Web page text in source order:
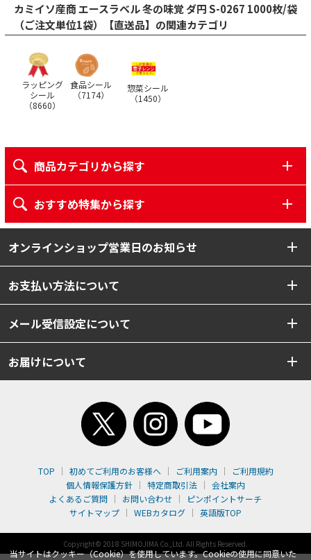
当サイトはクッキー（Cookie）を使用しています。Cookieの使用に同意いた
カミイソ産商 エースラベル 冬の味覚 ダ円 S-0267 1000枚/袋
（ご注文単位1袋）【直送品】の関連カテゴリ
ラッピング
シール
（8660）
食品シール
（7174）
惣菜シール
（1450）
商品カテゴリから探す
おすすめ特集から探す
オンラインショップ営業日のお知らせ
お支払い方法について
メール受信設定について
お届けについて
TOP 初めてご利用のお客様へ ご利用案内
ご利用規約
個人情報保護方針
特定商取引法
会社案内
よくあるご質問
お問い合わせ
ピンポイントサーチ
サイトマップ
WEBカタログ 英語版TOP
Copyright© 2018 SHIMOJIMA Co.,Ltd. All Rights Reserved.